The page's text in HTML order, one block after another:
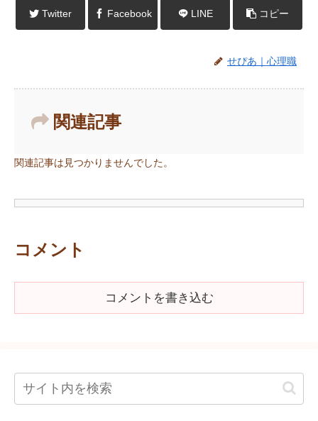
Twitter Facebook LINE コピー
せぴあ｜心理職
関連記事
関連記事は見つかりませんでした。
コメント
コメントを書き込む